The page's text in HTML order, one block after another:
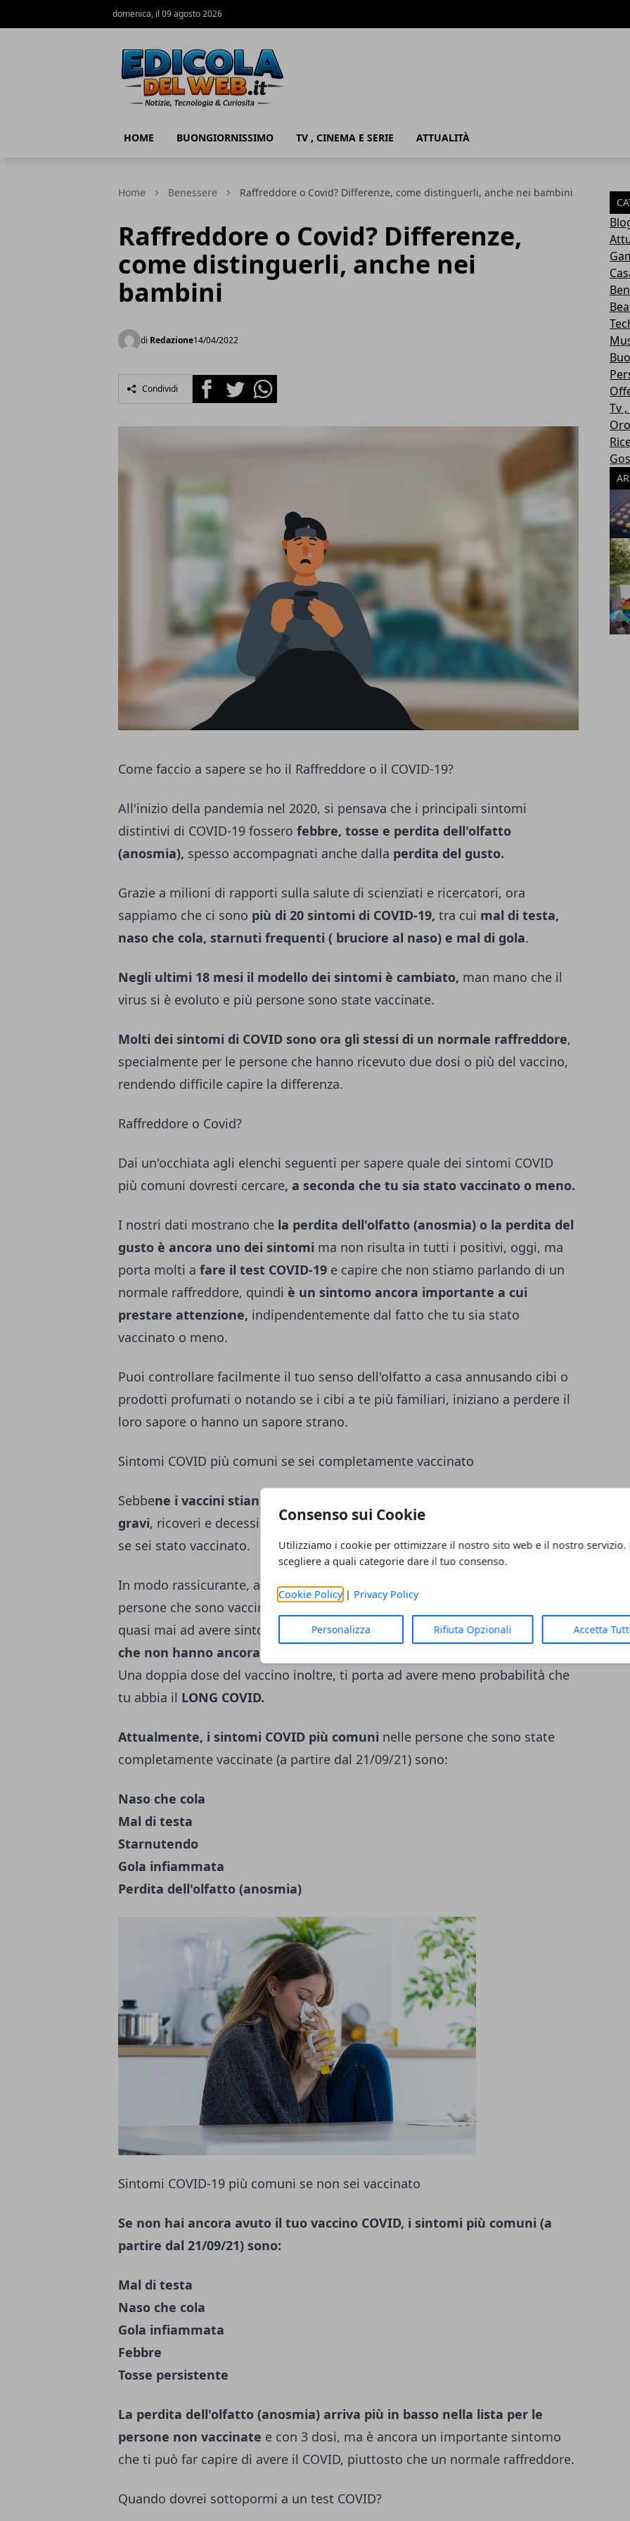
Consenso sui Cookie
Utilizziamo i cookie per ottimizzare il nostro sito web e il nostro servizio.
scegliere a quali categorie dare il tuo consenso.
Cookie Policy| Privacy Policy
Personalizza Rifiuta Opzionali Accetta
domenica, il 09 agosto 2026
HOME BUONGIORNISSIMO TV , CINEMA E SERIE ATTUALITÀ
Home Benessere Raffreddore o Covid? Differenze, come distinguerli, anche nei bambini
Raffreddore o Covid? Differenze,
come distinguerli, anche nei
bambini
di Redazione14/04/2022
Condividi FacebookTwitterWhatsapp
Come faccio a sapere se ho il Raffreddore o il COVID-19?
All'inizio della pandemia nel 2020, si pensava che i principali sintomi
distintivi di COVID-19 fossero febbre, tosse e perdita dell'olfatto
(anosmia), spesso accompagnati anche dalla perdita del gusto.
Grazie a milioni di rapporti sulla salute di scienziati e ricercatori, ora
sappiamo che ci sono più di 20 sintomi di COVID-19, tra cui mal di testa,
naso che cola, starnuti frequenti ( bruciore al naso) e mal di gola.
Negli ultimi 18 mesi il modello dei sintomi è cambiato, man mano che il
virus si è evoluto e più persone sono state vaccinate.
Molti dei sintomi di COVID sono ora gli stessi di un normale raffreddore,
specialmente per le persone che hanno ricevuto due dosi o più del vaccino,
rendendo difficile capire la differenza.
Raffreddore o Covid?
Dai un'occhiata agli elenchi seguenti per sapere quale dei sintomi COVID
più comuni dovresti cercare, a seconda che tu sia stato vaccinato o meno.
I nostri dati mostrano che la perdita dell'olfatto (anosmia) o la perdita del
gusto è ancora uno dei sintomi ma non risulta in tutti i positivi, oggi, ma
porta molti a fare il test COVID-19 e capire che non stiamo parlando di un
normale raffreddore, quindi è un sintomo ancora importante a cui
prestare attenzione, indipendentemente dal fatto che tu sia stato
vaccinato o meno.
Puoi controllare facilmente il tuo senso dell'olfatto a casa annusando cibi o
prodotti profumati o notando se i cibi a te più familiari, iniziano a perdere il
loro sapore o hanno un sapore strano.
Sintomi COVID più comuni se sei completamente vaccinato
Sebbene i vaccini stiano facendo un ottimo lavoro nel ridurre malattie
gravi, ricoveri e decessi, puoi ancora prendere e trasmettere il virus anche
se sei stato vaccinato.
In modo rassicurante, anche se si prende il Covid, i dati mostrano che le
persone che sono vaccinate con 3 dosi, sono meno malate o non arrivano
quasi mai ad avere sintomi gravi, eguariscono più velocemente di quelle
che non hanno ancora avuto il vaccino
Una doppia dose del vaccino inoltre, ti porta ad avere meno probabilità che
tu abbia il LONG COVID.
Attualmente, i sintomi COVID più comuni nelle persone che sono state
completamente vaccinate (a partire dal 21/09/21) sono:
Naso che cola
Mal di testa
Starnutendo
Gola infiammata
Perdita dell'olfatto (anosmia)
Sintomi COVID-19 più comuni se non sei vaccinato
Se non hai ancora avuto il tuo vaccino COVID, i sintomi più comuni (a
partire dal 21/09/21) sono:
Mal di testa
Naso che cola
Gola infiammata
Febbre
Tosse persistente
La perdita dell'olfatto (anosmia) arriva più in basso nella lista per le
persone non vaccinate e con 3 dosi, ma è ancora un importante sintomo
che ti può far capire di avere il COVID, piuttosto che un normale raffreddore.
Quando dovrei sottopormi a un test COVID?
Tv